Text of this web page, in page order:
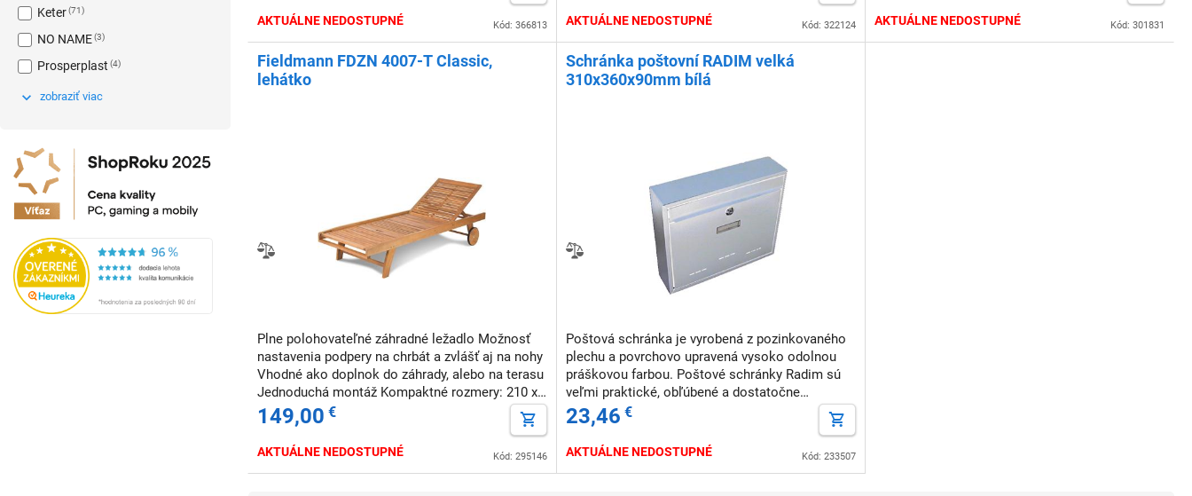
Keter 71
NO NAME 3
Prosperplast 4
zobraziť viac
Kód: 366813
AKTUÁLNE NEDOSTUPNÉ Kód: 322124
AKTUÁLNE NEDOSTUPNÉ Kód: 301831
AKTUÁLNE NEDOSTUPNÉ
Fieldmann FDZN 4007-T Classic,
lehátko
Plne polohovateľné záhradné ležadlo Možnosť
nastavenia podpery na chrbát a zvlášť aj na nohy
Vhodné ako doplnok do záhrady, alebo na terasu
Jednoduchá montáž Kompaktné rozmery: 210 x
74 x 94 cm Balenie obsahuje 1 ks Prírodné drevo
- Akácia Akácia je druh
149,00 €
Kód: 295146
AKTUÁLNE NEDOSTUPNÉ
Schránka poštovní RADIM velká
310x360x90mm bílá
Poštová schránka je vyrobená z pozinkovaného
plechu a povrchovo upravená vysoko odolnou
práškovou farbou. Poštové schránky Radim sú
veľmi praktické, obľúbené a dostatočne
priestranné pre listy aj noviny. Poštová schránka
je dodávaná vrátane zámku a 2 kľúč
23,46 €
Kód: 233507
AKTUÁLNE NEDOSTUPNÉ